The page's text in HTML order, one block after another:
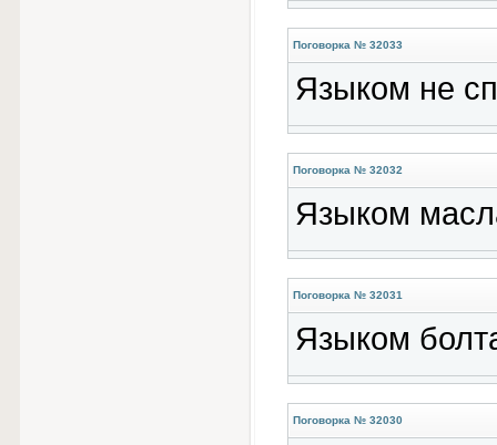
Поговорка № 32033
Языком не
Поговорка № 32032
Языком
Поговорка № 32031
Языком
Поговорка № 32030